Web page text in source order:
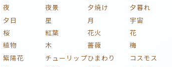
夜
夜景 夕焼け
夕暮れ
夕日
星 月
宇宙
桜
紅葉 花火
花
植物
木 薔薇
梅
紫陽花
チューリップひまわり
コスモス